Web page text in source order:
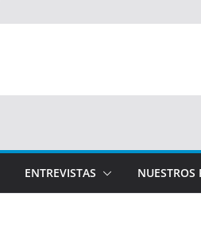
ENTREVISTAS NUESTROS